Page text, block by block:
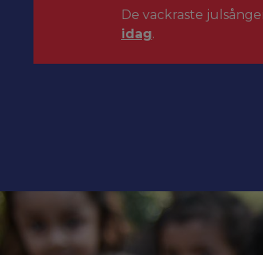
De vackraste
idag.